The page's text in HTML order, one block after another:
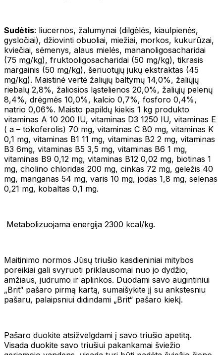
Sudėtis: liucernos, žalumynai (dilgėlės, kiaulpienės,
gysločiai), džiovinti obuoliai, miežiai, morkos, kukurūzai,
kviečiai, sėmenys, alaus mielės, mananoligosacharidai
(75 mg/kg), fruktooligosacharidai (50 mg/kg), tikrasis
margainis (50 mg/kg), šeriuotųjų jukų ekstraktas (45
mg/kg). Maistinė vertė žaliųjų baltymų 14,0%, žaliųjų
riebalų 2,8%, žaliosios ląstelienos 20,0%, žaliųjų pelenų
8,4%, drėgmės 10,0%, kalcio 0,7%, fosforo 0,4%,
natrio 0,06%. Maisto papildų kiekis 1 kg produkto
vitaminas A 10 200 IU, vitaminas D3 1250 IU, vitaminas E
( a – tokoferolis) 70 mg, vitaminas C 80 mg, vitaminas K
0,1 mg, vitaminas B1 11 mg, vitaminas B2 2 mg, vitaminas
B3 6mg, vitaminas B5 3,5 mg, vitaminas B6 1 mg,
vitaminas B9 0,12 mg, vitaminas B12 0,02 mg, biotinas 1
mg, cholino chloridas 200 mg, cinkas 72 mg, geležis 40
mg, manganas 54 mg, varis 10 mg, jodas 1,8 mg, selenas
0,21 mg, kobaltas 0,1 mg.
Metabolizuojama energija 2300 kcal/kg.
Maitinimo normos Jūsų triušio kasdieniniai mitybos
poreikiai gali svyruoti priklausomai nuo jo dydžio,
amžiaus, judrumo ir aplinkos. Duodami savo augintiniui
„Brit“ pašaro pirmą kartą, sumaišykite jį su ankstesniu
pašaru, palaipsniui didindami „Brit“ pašaro kiekį.
Pašaro duokite atsižvelgdami į savo triušio apetitą.
Visada duokite savo triušiui pakankamai šviežio